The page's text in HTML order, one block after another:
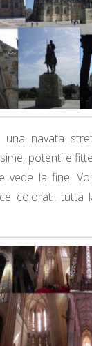
una navata
potenti e
la fine.
colorati, tutta